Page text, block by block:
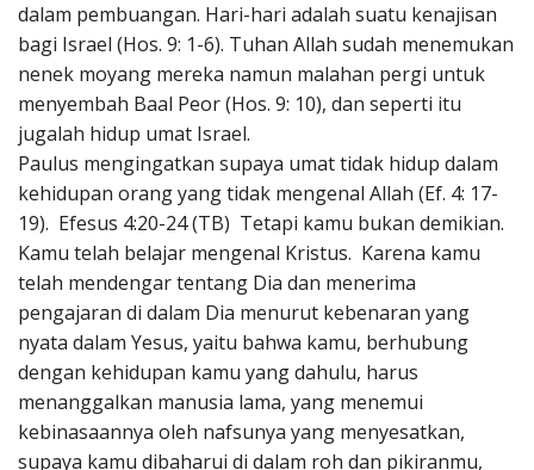
dalam pembuangan. Hari-hari adalah suatu kenajisan
bagi Israel (Hos. 9: 1-6). Tuhan Allah sudah menemukan
nenek moyang mereka namun malahan pergi untuk
menyembah Baal Peor (Hos. 9: 10), dan seperti itu
jugalah hidup umat Israel.
Paulus mengingatkan supaya umat tidak hidup dalam
kehidupan orang yang tidak mengenal Allah (Ef. 4: 17-
19). Efesus 4:20-24 (TB) Tetapi kamu bukan demikian.
Kamu telah belajar mengenal Kristus. Karena kamu
telah mendengar tentang Dia dan menerima
pengajaran di dalam Dia menurut kebenaran yang
nyata dalam Yesus, yaitu bahwa kamu, berhubung
dengan kehidupan kamu yang dahulu, harus
menanggalkan manusia lama, yang menemui
kebinasaannya oleh nafsunya yang menyesatkan,
supaya kamu dibaharui di dalam roh dan pikiranmu,